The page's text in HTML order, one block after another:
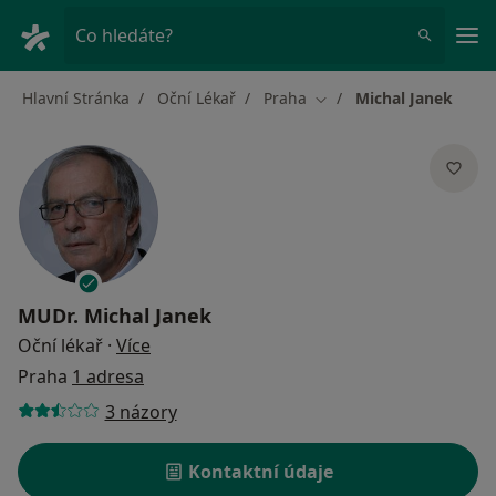
Co hledáte?
Hlavní Stránka Oční Lékař Praha Změna města
Michal Janek
MUDr. Michal Janek
Oční lékař · Více
Praha 1 adresa
3 názory
Kontaktní údaje